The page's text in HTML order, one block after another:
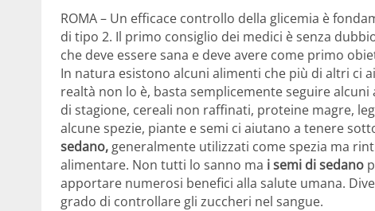
ROMA – Un efficace controllo della glicemia è
di tipo 2. Il primo consiglio dei medici è senza
che deve essere sana e deve avere come primo
In natura esistono alcuni alimenti che più di altri ci
realtà non lo è, basta semplicemente seguire
di stagione, cereali non raffinati, proteine magre,
alcune spezie, piante e semi ci aiutano a tenere
sedano, generalmente utilizzati come spezia ma
alimentare. Non tutti lo sanno ma i semi di sedano
apportare numerosi benefici alla salute umana.
grado di controllare gli zuccheri nel sangue.